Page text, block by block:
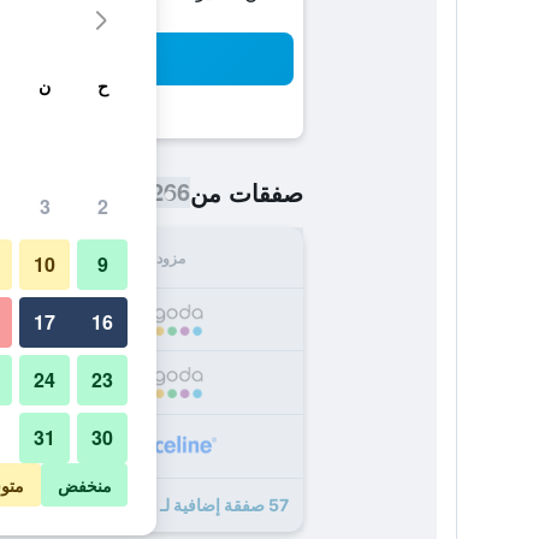
صفقات من266 ﷼
مزود
57 صفقة إضافية لـ نزل روتيكس ويسترن
ح ن
2
3
9
10
16
17
23
24
30
31
منخفض